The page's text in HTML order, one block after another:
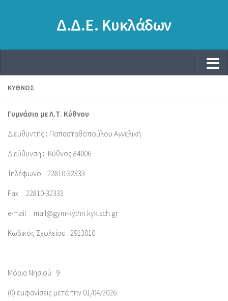
Δ.Δ.Ε. Κυκλάδων
ΚΎΘΝΟΣ
Γυμνάσιο με Λ.Τ. Κύθνου
Διευθυντής : Παπασταθοπούλου Αγγελική
Διεύθυνση : Κύθνος 84006
Τηλέφωνο : 22810-32333
Fax : 22810-32333
e-mail : mail@gym-kythn.kyk.sch.gr
Κωδικός Σχολείου : 2913010
Μόρια Νησιού: 9
(0) εμφανίσεις μετά την 01/04/2026